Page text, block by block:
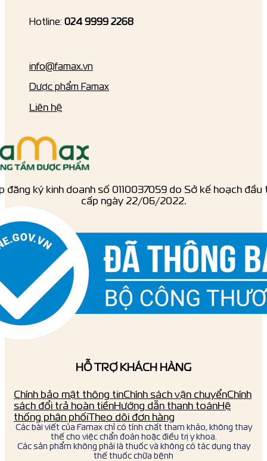
đăng ký kinh doanh số ‎0110037059 do Sở kế hoạch đầu
cấp ngày 22/06/2022.
Hotline: 024 9999 2268
info@famax.vn
Dược phẩm Famax
Liên hệ
HỖ TRỢ KHÁCH HÀNG
Chính bảo mật thông tinChính sách vận chuyểnChính
sách đổi trả hoàn tiềnHướng dẫn thanh toánHệ
thống phân phốiTheo dõi đơn hàng
Các bài viết của Famax chỉ có tính chất tham khảo, không thay
thế cho việc chẩn đoán hoặc điều trị y khoa.
Các sản phẩm không phải là thuốc và không có tác dụng thay
thế thuốc chữa bệnh